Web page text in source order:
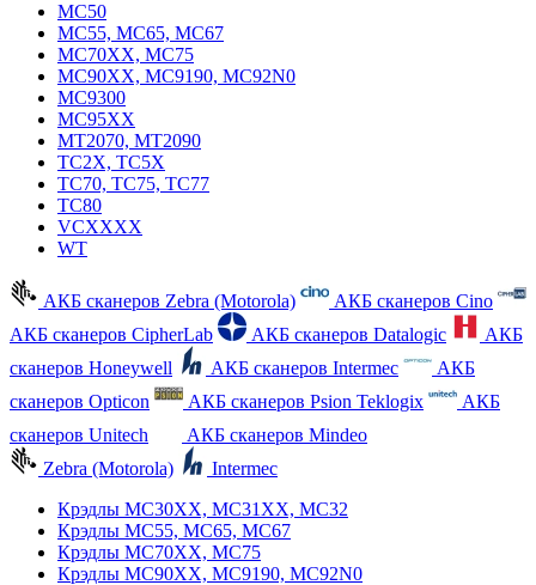
MC50
MC55, MC65, MC67
MC70XX, MC75
MC90XX, MC9190, MC92N0
MC9300
MC95XX
MT2070, MT2090
TC2X, TC5X
TC70, TC75, TC77
TC80
VCXXXX
WT
АКБ сканеров Zebra (Motorola)
АКБ сканеров Cino
АКБ сканеров CipherLab
АКБ сканеров Datalogic
АКБ
сканеров Honeywell
АКБ сканеров Intermec
АКБ
сканеров Opticon
АКБ сканеров Psion Teklogix
АКБ
сканеров Unitech
АКБ сканеров Mindeo
Zebra (Motorola)
Intermec
Крэдлы MC30XX, MC31XX, MC32
Крэдлы MC55, MC65, MC67
Крэдлы MC70XX, MC75
Крэдлы MC90XX, MC9190, MC92N0